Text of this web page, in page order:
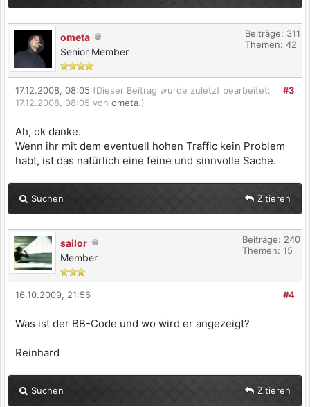
ometa
Senior Member
Beiträge: 311
Themen: 42
#3
17.12.2008, 08:05 (Dieser Beitrag wurde zuletzt bearbeitet:
17.12.2008, 08:05 von ometa.)
Ah, ok danke.
Wenn ihr mit dem eventuell hohen Traffic kein Problem
habt, ist das natürlich eine feine und sinnvolle Sache.
Suchen Zitieren
sailor
Member
Beiträge: 240
Themen: 15
#4
16.10.2009, 21:56
Was ist der BB-Code und wo wird er angezeigt?
Reinhard
Suchen Zitieren